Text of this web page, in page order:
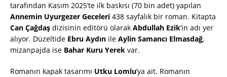
tarafından Kasım 2025’te ilk baskısı (70 bin adet) yapılan
Annemin Uyurgezer Geceleri 438 sayfalık bir roman. Kitapta
Can Çağdaş dizisinin editörü olarak Abdullah Ezik’in adı yer
alıyor. Düzeltide Ebru Aydın ile Aylin Samancı Elmasdağ,
mizanpajda ise Bahar Kuru Yerek var.
Romanın kapak tasarımı Utku Lomlu’ya ait. Romanın